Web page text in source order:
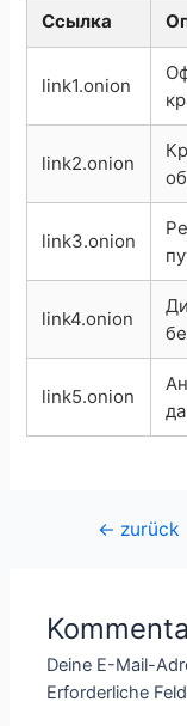
Ссылка
link1.onion
link2.onion
link3.onion
link4.onion
link5.onion
← zurück
Deine E-Mail-
Erforderliche